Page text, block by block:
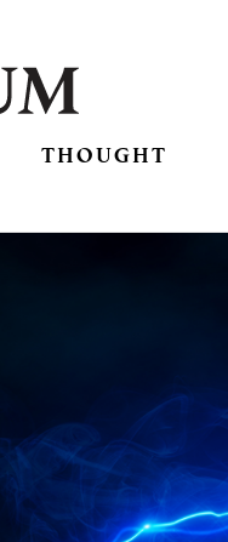
THOUGHT